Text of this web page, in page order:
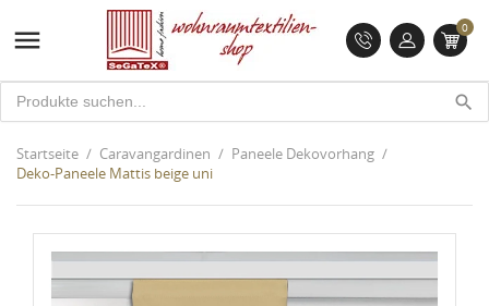
 0
search
Startseite Caravangardinen
Paneele Dekovorhang
Deko-Paneele Mattis beige uni